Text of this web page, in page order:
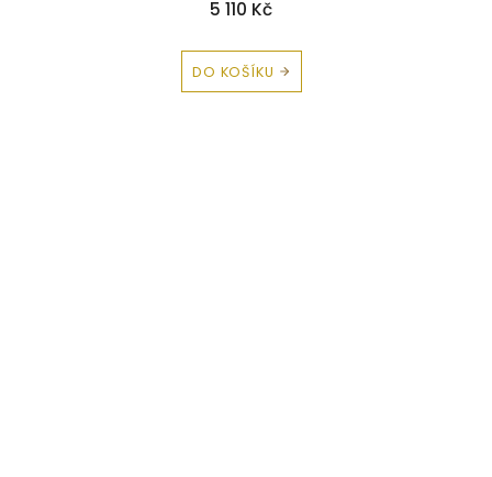
5 110 Kč
DO KOŠÍKU